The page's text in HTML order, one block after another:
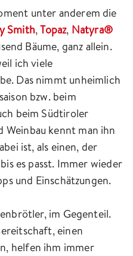
unter anderem die
Smith,Topaz, Natyra®
Bäume, ganz allein.
ich viele
Das nimmt unheimlich
bzw. beim
beim Südtiroler
kennt man ihn
ist, als einen, der
es passt. Immer wieder
und Einschätzungen.
im Gegenteil.
einen
helfen ihm immer